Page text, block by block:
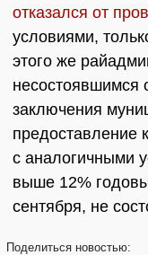
отказался от
условиями,
этого же
несостоявшимся
заключения
предоставление
с аналогичными
выше 12%
сентября, не
Поделиться новостью: